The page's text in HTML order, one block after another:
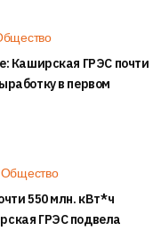
Каширская ГРЭС почти
в первом
Общество
550 млн. кВт*ч
ГРЭС подвела